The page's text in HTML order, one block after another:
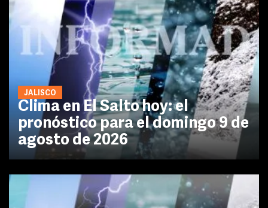
JALISCO
Clima en El Salto hoy: el
pronóstico para el domingo 9 de
agosto de 2026